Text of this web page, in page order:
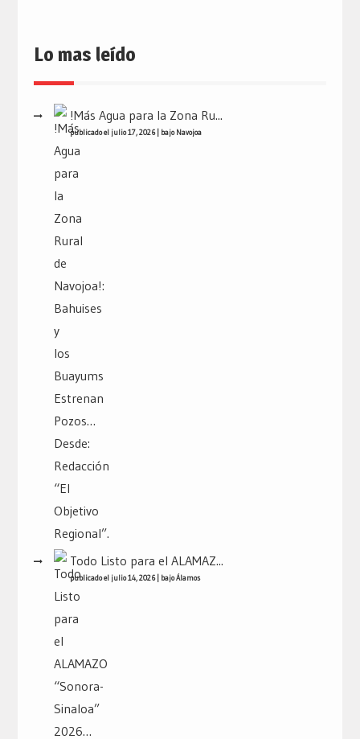
Lo mas leído
!Más Agua para la Zona Ru...
publicado el julio 17, 2026| bajoNavojoa
Todo Listo para el ALAMAZ...
publicado el julio 14, 2026| bajoÁlamos